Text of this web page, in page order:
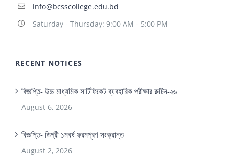
info@bcsscollege.edu.bd
Saturday - Thursday: 9:00 AM - 5:00 PM
RECENT NOTICES
বিজ্ঞপ্তি- উচ্চ মাধ্যমিক সার্টিফিকেট ব্যবহারিক পরীক্ষার রুটিন-২৬
August 6, 2026
বিজ্ঞপ্তি- ডিগ্রী ১মবর্ষ ফরমপূরণ সংক্রান্ত
August 2, 2026